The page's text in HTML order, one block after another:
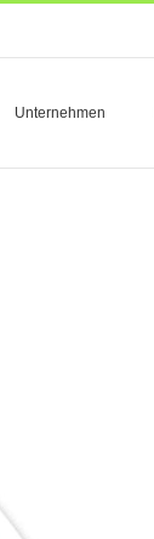
Unternehmen